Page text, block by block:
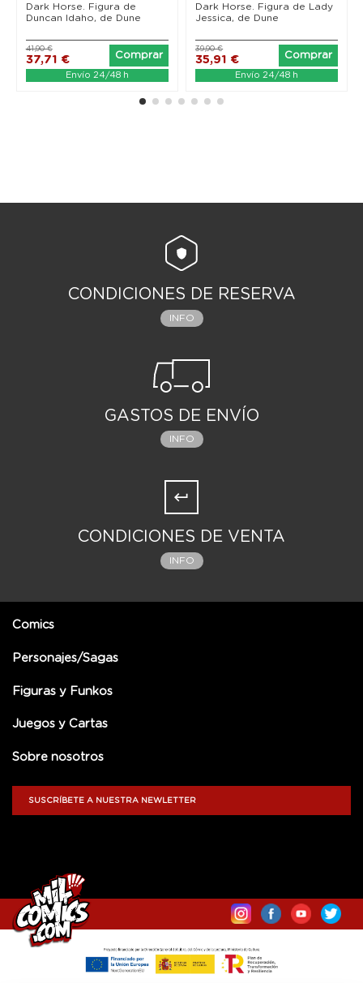
Dark Horse. Figura de
Duncan Idaho, de Dune
37,71 €
41,90 €
Comprar
Envío 24/48 h
Dark Horse. Figura de Lady
Jessica, de Dune
35,91 €
39,90 €
Comprar
Envío 24/48 h
CONDICIONES DE RESERVA
INFO
GASTOS DE ENVÍO
INFO
CONDICIONES DE VENTA
INFO
Comics
Personajes/Sagas
Figuras y Funkos
Juegos y Cartas
Sobre nosotros
SUSCRÍBETE A NUESTRA NEWLETTER